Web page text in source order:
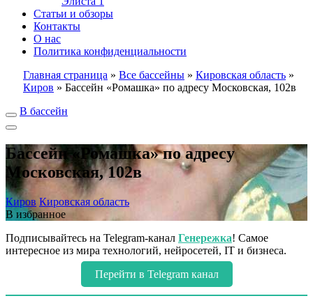
Статьи и обзоры
Контакты
О нас
Политика конфиденциальности
Главная страница » Все бассейны » Кировская область »
Киров » Бассейн «Ромашка» по адресу Московская, 102в
В бассейн
Бассейн «Ромашка» по адресу
Московская, 102в
Киров Кировская область
В избранное
Подписывайтесь на Telegram-канал Генережка! Самое
интересное из мира технологий, нейросетей, IT и бизнеса.
Перейти в Telegram канал